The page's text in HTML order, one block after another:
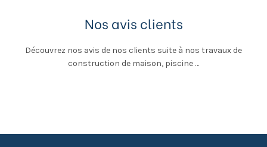
Nos avis clients
Découvrez nos avis de nos clients suite à nos travaux de
construction de maison, piscine …